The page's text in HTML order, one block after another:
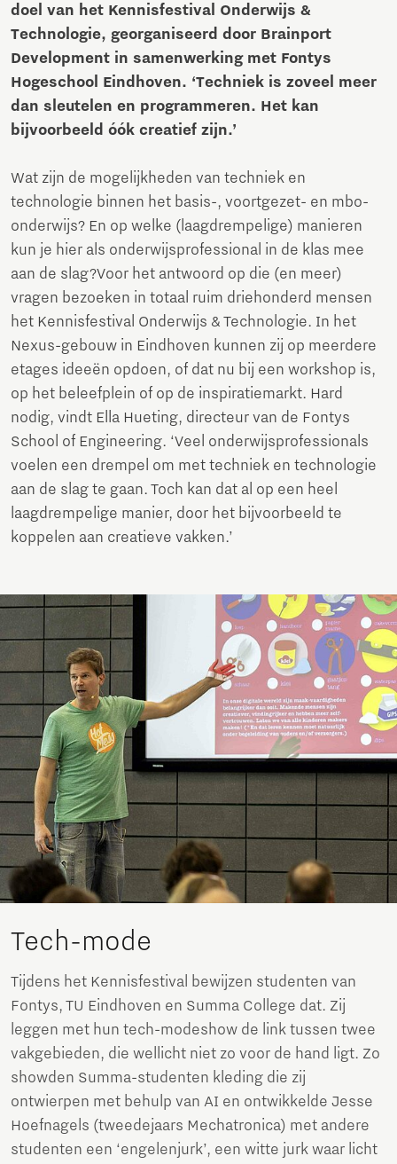
doel van het Kennisfestival Onderwijs &
Technologie, georganiseerd door Brainport
Development in samenwerking met Fontys
Hogeschool Eindhoven. ‘Techniek is zoveel meer
dan sleutelen en programmeren. Het kan
bijvoorbeeld óók creatief zijn.’
Wat zijn de mogelijkheden van techniek en
technologie binnen het basis-, voortgezet- en mbo-
onderwijs? En op welke (laagdrempelige) manieren
kun je hier als onderwijsprofessional in de klas mee
aan de slag?Voor het antwoord op die (en meer)
vragen bezoeken in totaal ruim driehonderd mensen
het Kennisfestival Onderwijs & Technologie. In het
Nexus-gebouw in Eindhoven kunnen zij op meerdere
etages ideeën opdoen, of dat nu bij een workshop is,
op het beleefplein of op de inspiratiemarkt. Hard
nodig, vindt Ella Hueting, directeur van de Fontys
School of Engineering. ‘Veel onderwijsprofessionals
voelen een drempel om met techniek en technologie
aan de slag te gaan. Toch kan dat al op een heel
laagdrempelige manier, door het bijvoorbeeld te
koppelen aan creatieve vakken.’
Tech-mode
Tijdens het Kennisfestival bewijzen studenten van
Fontys, TU Eindhoven en Summa College dat. Zij
leggen met hun tech-modeshow de link tussen twee
vakgebieden, die wellicht niet zo voor de hand ligt. Zo
showden Summa-studenten kleding die zij
ontwierpen met behulp van AI en ontwikkelde Jesse
Hoefnagels (tweedejaars Mechatronica) met andere
studenten een ‘engelenjurk’, een witte jurk waar licht